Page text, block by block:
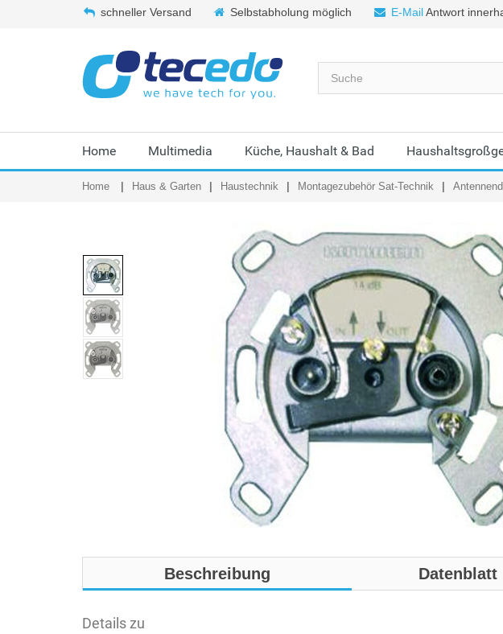
schneller Versand Selbstabholung möglich E-MailAntwort
Home Multimedia Küche, Haushalt & Bad
Home Haus & Garten Haustechnik Montagezubehör Sat-Technik
Beschreibung Datenblatt
Details zu